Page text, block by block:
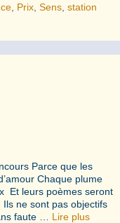
Prix ,Sens ,station
Parce que les
Chaque plume
Et leurs poèmes seront
ne sont pas objectifs
faute … Lire plus